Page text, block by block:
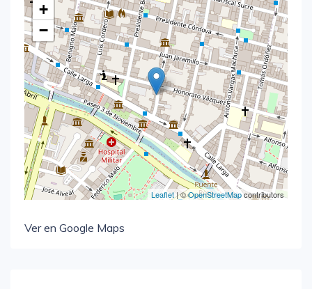
+
−
Leaflet| ©OpenStreetMapcontributors
Ver en Google Maps